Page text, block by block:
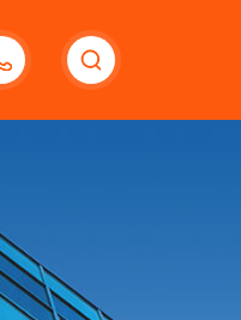
18123966210